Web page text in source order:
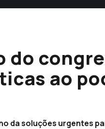
do
ao
da soluções urgentes